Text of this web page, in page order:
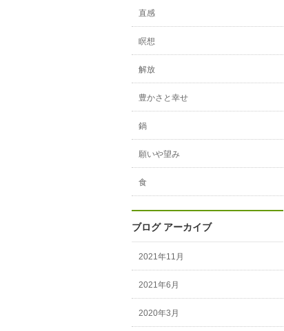
直感
瞑想
解放
豊かさと幸せ
鍋
願いや望み
食
ブログ アーカイブ
2021年11月
2021年6月
2020年3月